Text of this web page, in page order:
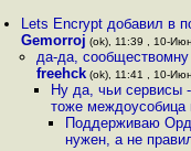
Lets Encrypt добавил в
Gemorroj (ok), 11:39 , 10-
да-да,
freehck(ok), 11:41 , 10-
Ну да, чьи сервисы
тоже междоусобица
Поддерживаю
нужен, а не